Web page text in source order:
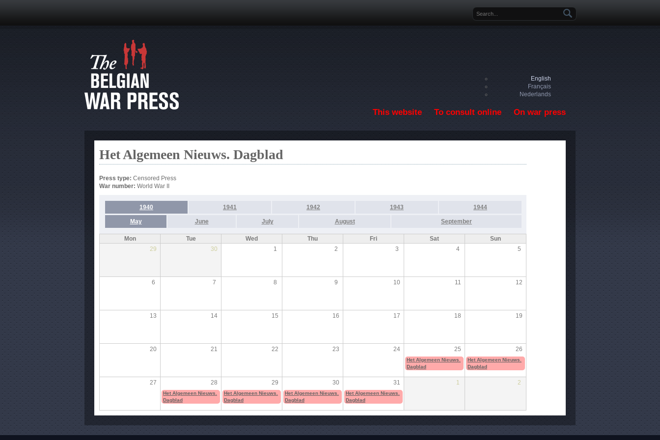
Search form
English
Français
Nederlands
This website To consult online On war press
Het Algemeen Nieuws. Dagblad
Press type: Censored Press
War number: World War II
1940 1941 1942 1943 1944
May June July August September
Mon Tue Wed Thu Fri Sat
Sun
29
30 1 2 3 4 5
6 7 8 9 10 11 12
13 14 15 16 17 18 19
20 21 22 23 24 25 26
Het Algemeen Nieuws.
Dagblad
Het Algemeen Nieuws.
Dagblad
27 28 29 30 31 1 2
Het Algemeen Nieuws.
Dagblad
Het Algemeen Nieuws.
Dagblad
Het Algemeen Nieuws.
Dagblad
Het Algemeen Nieuws.
Dagblad